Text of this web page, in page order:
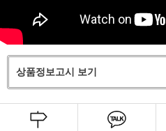
상품정보고시 보기